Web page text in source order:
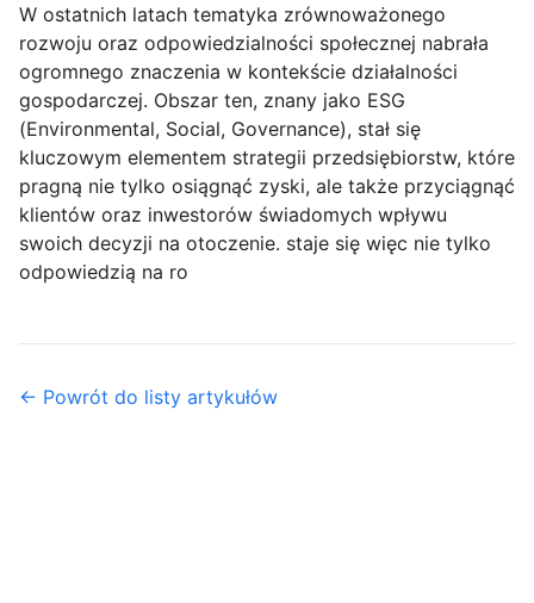
W ostatnich latach tematyka zrównoważonego
rozwoju oraz odpowiedzialności społecznej nabrała
ogromnego znaczenia w kontekście działalności
gospodarczej. Obszar ten, znany jako ESG
(Environmental, Social, Governance), stał się
kluczowym elementem strategii przedsiębiorstw, które
pragną nie tylko osiągnąć zyski, ale także przyciągnąć
klientów oraz inwestorów świadomych wpływu
swoich decyzji na otoczenie. staje się więc nie tylko
odpowiedzią na ro
← Powrót do listy artykułów